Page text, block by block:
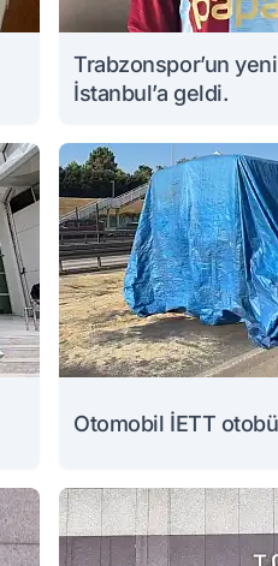
Trabzonspor’un
İstanbul’a geldi.
Otomobil İETT